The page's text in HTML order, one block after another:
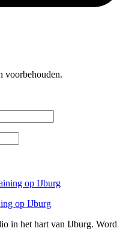
op IJburg
in het hart van IJburg. Word